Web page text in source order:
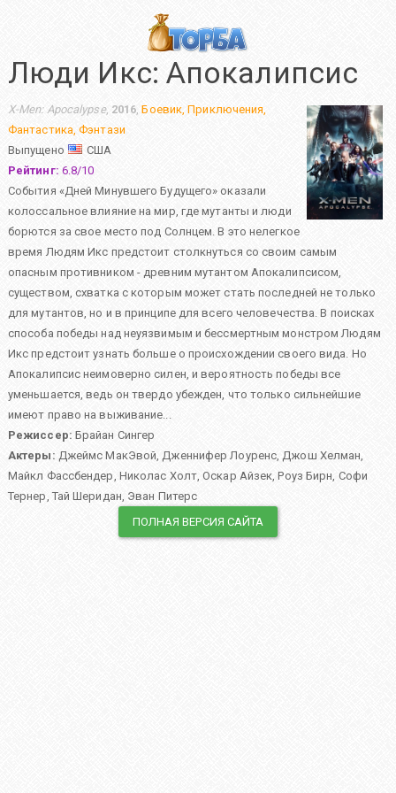
Люди Икс: Апокалипсис
X-Men: Apocalypse, 2016,Боевик,Приключения,
Фантастика,Фэнтази
Выпущено
США
Рейтинг: 6.8/10
События «Дней Минувшего Будущего» оказали
колоссальное влияние на мир, где мутанты и люди
борются за свое место под Солнцем. В это нелегкое
время Людям Икс предстоит столкнуться со своим самым
опасным противником - древним мутантом Апокалипсисом,
существом, схватка с которым может стать последней не только
для мутантов, но и в принципе для всего человечества. В поисках
способа победы над неуязвимым и бессмертным монстром Людям
Икс предстоит узнать больше о происхождении своего вида. Но
Апокалипсис неимоверно силен, и вероятность победы все
уменьшается, ведь он твердо убежден, что только сильнейшие
имеют право на выживание...
Режиссер: Брайан Сингер
Актеры: Джеймс МакЭвой,Дженнифер Лоуренс,Джош Хелман,
Майкл Фассбендер, Николас Холт,Оскар Айзек,Роуз Бирн, Софи
Тернер,Тай Шеридан, Эван Питерс
ПОЛНАЯ ВЕРСИЯ САЙТА